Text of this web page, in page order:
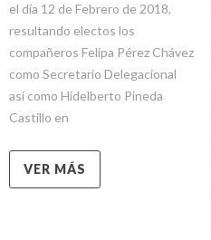
el día 12 de Febrero de 2018,
resultando electos los
compañeros Felipa Pérez Chávez
como Secretario Delegacional
así como Hidelberto Pineda
Castillo en
VER MÁS